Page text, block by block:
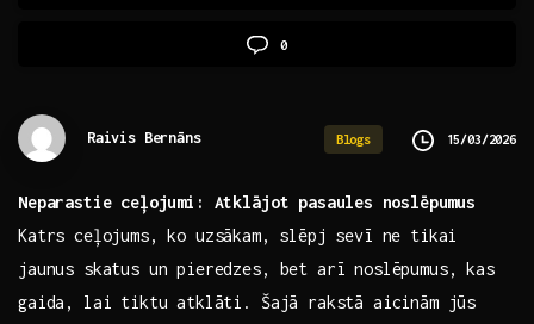
0
Raivis Bernāns Blogs 15/03/2026
Neparastie ceļojumi: Atklājot pasaules⁢ noslēpumus
Katrs ceļojums, ko uzsākam,⁢ slēpj sevī ne tikai
jaunus skatus un pieredzes, bet arī noslēpumus, kas
gaida, lai tiktu atklāti. Šajā rakstā aicinām jūs